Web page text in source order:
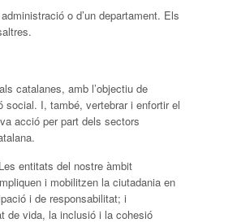
o d’un departament. Els
catalanes, amb l’objectiu de
social. I, també, vertebrar i enfortir el
acció per part dels sectors
entitats del nostre àmbit
i mobilitzen la ciutadania en
i de responsabilitat; i
de vida, la inclusió i la cohesió